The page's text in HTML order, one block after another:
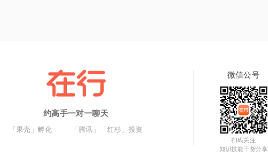
约高手一对一聊天
「果壳」孵化 「腾讯」「红杉」投资
微信公号
扫码关注
知识技能干货分享